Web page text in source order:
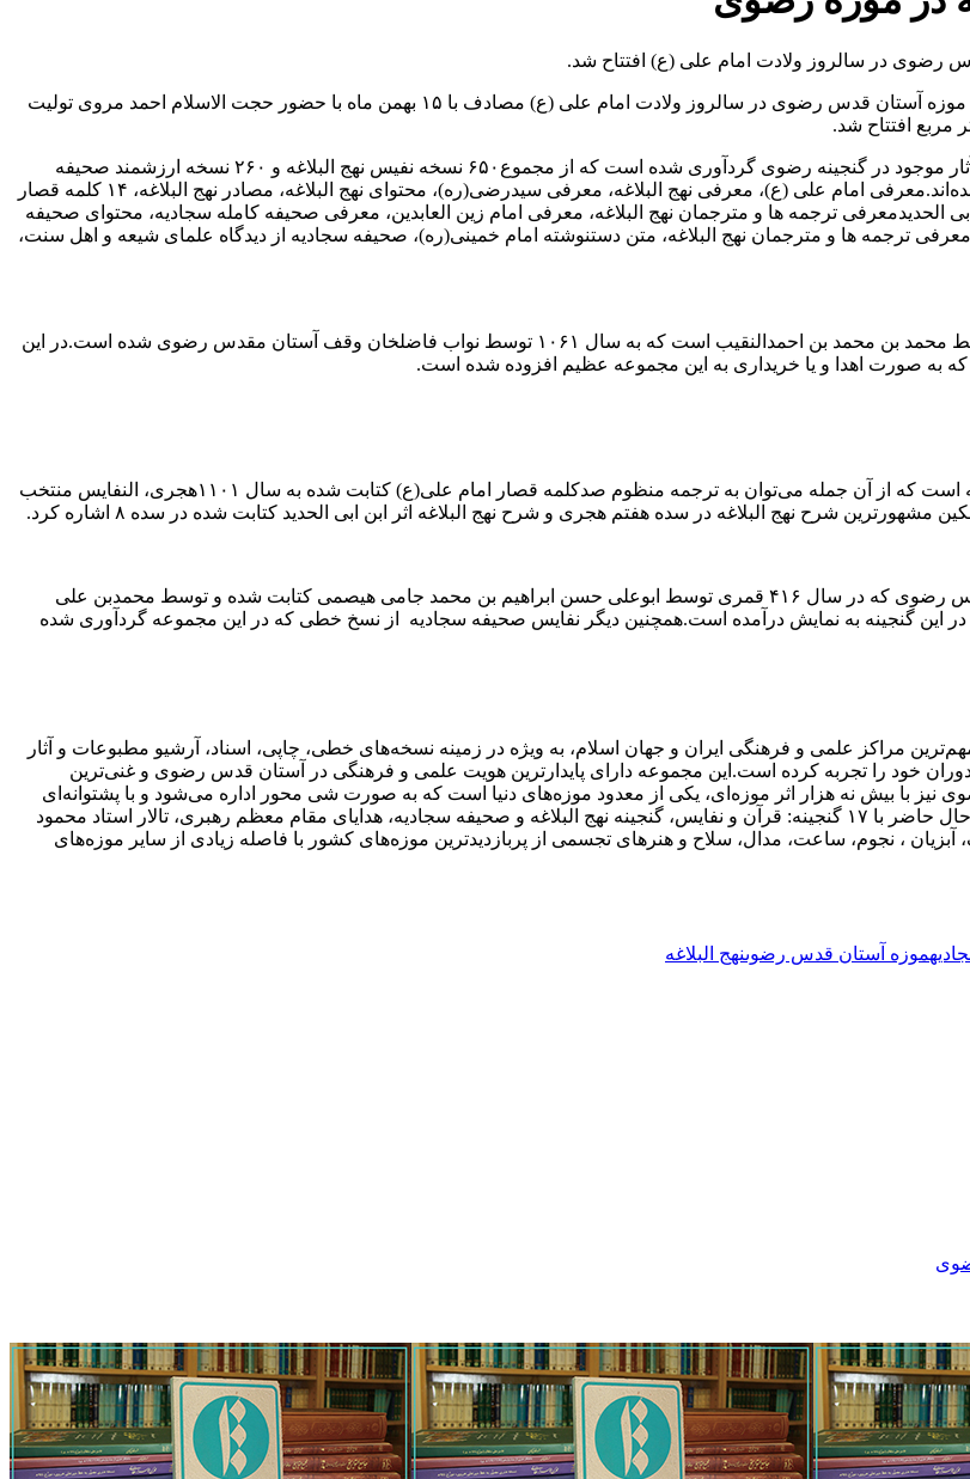
رضوى در سالروز ولادت امام علی (ع) افتتاح شد.
میراث مکتوب- «گنجینه نهج البلاغه و صحیفه سجادیه» به عنوان هفدهمین مجموعه موزه آستان قدس رضوى در سالروز ولادت امام علی (ع) مصادف با ۱۵ بهمن ماه با حضور حجت الاسلام احمد مروی تولیت
در این گنجینه، تعداد ۳۳ نسخه نهج‌البلاغه و ۳۱ نسخه صحیفه سجادیه از نفیس‌ترین آثار موجود در گنجینه رضوی گردآوری شده است که از مجموع۶۵۰ نسخه نفیس نهج البلاغه و ۲۶۰ نسخه ارزشمند صحیفه
سجادیه موجود در مرکز نسخ خطی کتابخانه مرکزی آستان قدس رضوی منتخب شده‌اند.معرفی امام علی (ع)، معرفی نهج البلاغه، معرفی سیدرضی(ره)، محتوای نهج البلاغه، مصادر نهج البلاغه، ۱۴ کلمه قصار
الحدیدمعرفی ترجمه ها و مترجمان نهج البلاغه، معرفی امام زین العابدین، معرفی صحیفه کامله سجادیه، محتوای صحیفه
ترجمه ها و مترجمان نهج البلاغه، متن دستنوشته امام خمینی(ره)، صحیفه سجادیه از دیدگاه علمای شیعه و اهل سنت،
کهن‌ترین نسخه نهج البلاغه در این گنجینه کتابت شده به سال۵۴۴ هجری قمری توسط محمد بن محمد بن احمدالنقیب است که به سال ۱۰۶۱ توسط نواب فاضلخان وقف آستان مقدس رضوی شده است.در این
در این گنجینه ویترین‌هایی نیز به آثار نفیسی از شروحی بر نهج البلاغه اختصاص یافته است که از آن جمله می‌توان به ترجمه منظوم صدکلمه قصار امام علی(ع) کتابت شده به سال ۱۱۰۱هجری، النفایس منتخب
یکی از نسخ صحیفه سجادیه موجود در مرکز نسخ خطی کتابخانه مرکزی آستان قدس رضوی که در سال ۴۱۶ قمری توسط ابوعلی حسن ابراهیم بن محمد جامی هیصمی کتابت شده و توسط محمدبن علی
این گنجینه به نمایش درآمده است.همچنین دیگر نفایس صحیفه سجادیه از نسخ خطی که در این مجموعه گردآوری شده
مراکز علمی و فرهنگی ایران و جهان اسلام، به ویژه در زمینه‌ نسخه‌های خطی، چاپی، اسناد، آرشیو مطبوعات و آثار
خود را تجربه کرده است.این مجموعه دارای پایدارترین هویت علمی و فرهنگی در آستان قدس رضوی و غنی‌ترین
با بیش نه هزار اثر موزه‌ای، یکی از معدود موزه‌های دنیا است که به صورت شی محور اداره می‌شود و با پشتوانه‌ای
بزرگ سعی در معرفی هر چه بهتر منابع موجود دارد.مجموعه موزه های رضوی در حال حاضر با ۱۷ گنجینه: قرآن و نفایس، گنجینه نهج البلاغه و صحیفه سجادیه، هدایای مقام معظم رهبری، تالار استاد محمود
، نجوم، ساعت، مدال، سلاح و هنرهای تجسمی از پربازدیدترین موزه‌های کشور با فاصله زیادی از سایر موزه‌های
موزه آستان قدس رضوىنهج البلاغه